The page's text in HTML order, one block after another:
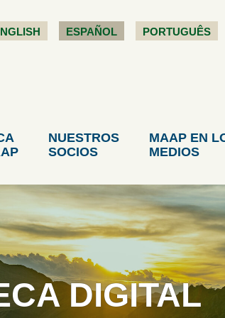
ESPAÑOL PORTUGUÊS
NUESTROS
SOCIOS
MAAP EN
MEDIOS
DIGITAL